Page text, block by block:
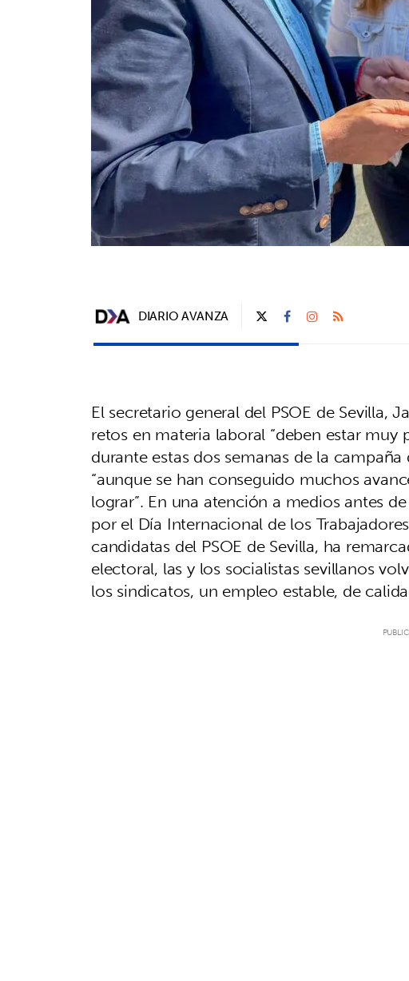
DIARIO AVANZA
El secretario general del PSOE de Sevilla,
retos en materia laboral “deben estar muy
durante estas dos semanas de la
“aunque se han conseguido muchos
lograr”. En una atención a medios antes
por el Día Internacional de los
candidatas del PSOE de Sevilla, ha
electoral, las y los socialistas sevillanos
los sindicatos, un empleo estable, de